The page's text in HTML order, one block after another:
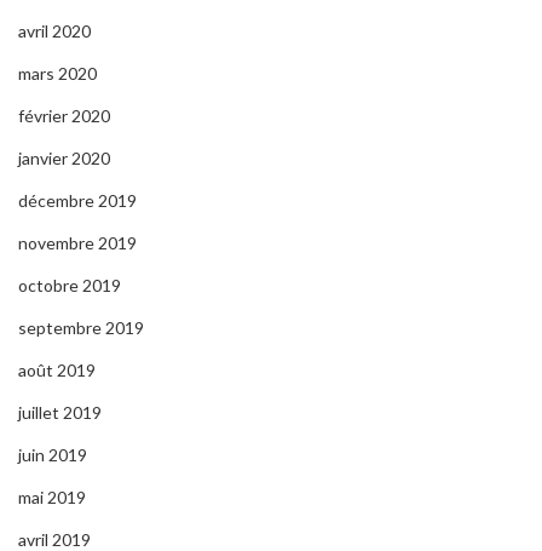
avril 2020
mars 2020
février 2020
janvier 2020
décembre 2019
novembre 2019
octobre 2019
septembre 2019
août 2019
juillet 2019
juin 2019
mai 2019
avril 2019